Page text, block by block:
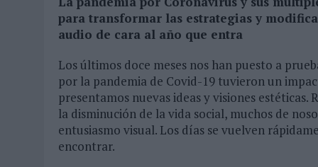
para transformar las estrategias y
audio de cara al año que entra
Los últimos doce meses nos han puesto a
por la pandemia de Covid-19 tuvieron un
presentamos nuevas ideas y visiones
la disminución de la vida social, muchos de
entusiasmo visual. Los días se vuelven
encontrar.